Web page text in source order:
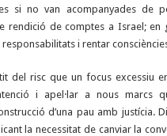
si no van acompanyades de
rendició de comptes a Israel; en
i rentar
del risc que un focus excessiu
i apel·lar a nous marcs
d’una pau amb justícia.
la necessitat de canviar la